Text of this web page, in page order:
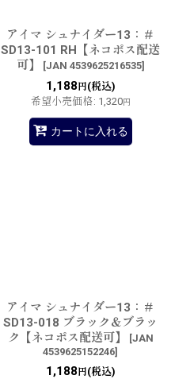
アイマ シュナイダー13：＃
SD13-101 RH【ネコポス配送
可】
[JAN 4539625216535]
1,188 円(税込)
希望小売価格: 1,320円
カートに入れる
アイマ シュナイダー13：＃
SD13-018 ブラック＆ブラッ
ク【ネコポス配送可】
[JAN
4539625152246]
1,188 円(税込)